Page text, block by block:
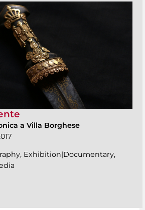
a Villa Borghese
Exhibition|Documentary,